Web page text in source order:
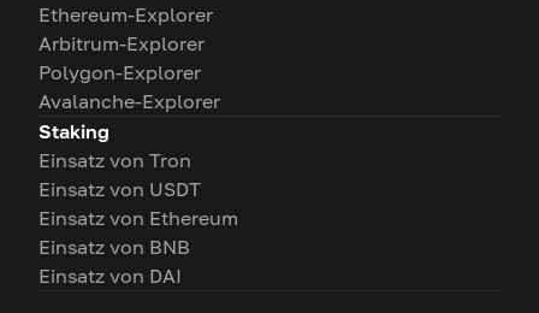
Ethereum-Explorer
Arbitrum-Explorer
Polygon-Explorer
Avalanche-Explorer
Staking
Einsatz von Tron
Einsatz von USDT
Einsatz von Ethereum
Einsatz von BNB
Einsatz von DAI